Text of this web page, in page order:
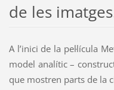
de les
A l’inici de la pel·lícula
model analític –
que mostren parts de la